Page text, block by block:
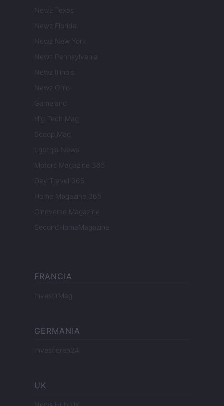
Newz Texas
Newz Florida
Newz New York
Newz Pennsylvania
Newz Illinois
Newz Ohio
Gameland
Hig Tech Mag
Scoop Mag
Lgbtqia News
Motors Magazine 365
Day Travel 365
Home Magazine 365
Cineverse Magazine
SecondHomeMagazine
FRANCIA
InvestirMag
GERMANIA
Investieren24
UK